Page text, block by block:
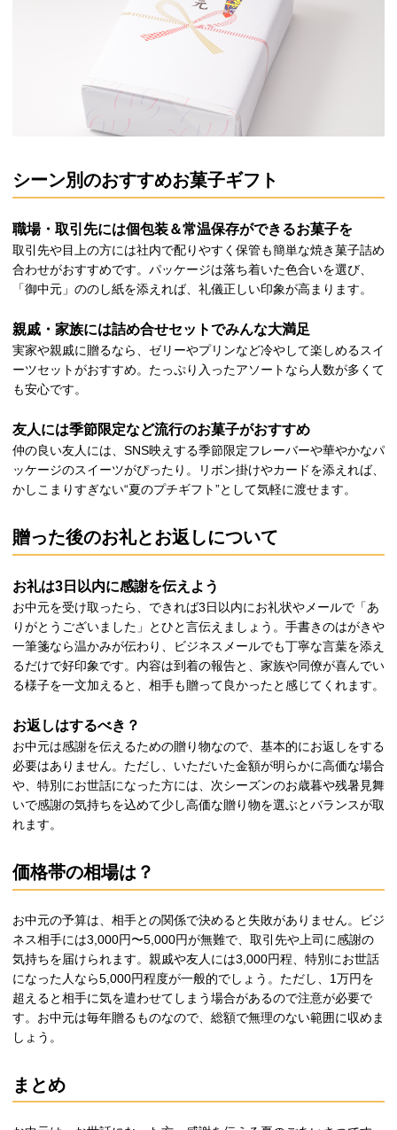
シーン別のおすすめお菓子ギフト
職場・取引先には個包装＆常温保存ができるお菓子を
取引先や目上の方には社内で配りやすく保管も簡単な焼き菓子詰め
合わせがおすすめです。パッケージは落ち着いた色合いを選び、
「御中元」ののし紙を添えれば、礼儀正しい印象が高まります。
親戚・家族には詰め合せセットでみんな大満足
実家や親戚に贈るなら、ゼリーやプリンなど冷やして楽しめるスイ
ーツセットがおすすめ。たっぷり入ったアソートなら人数が多くて
も安心です。
友人には季節限定など流行のお菓子がおすすめ
仲の良い友人には、SNS映えする季節限定フレーバーや華やかなパ
ッケージのスイーツがぴったり。リボン掛けやカードを添えれば、
かしこまりすぎない“夏のプチギフト”として気軽に渡せます。
贈った後のお礼とお返しについて
お礼は3日以内に感謝を伝えよう
お中元を受け取ったら、できれば3日以内にお礼状やメールで「あ
りがとうございました」とひと言伝えましょう。手書きのはがきや
一筆箋なら温かみが伝わり、ビジネスメールでも丁寧な言葉を添え
るだけで好印象です。内容は到着の報告と、家族や同僚が喜んでい
る様子を一文加えると、相手も贈って良かったと感じてくれます。
お返しはするべき？
お中元は感謝を伝えるための贈り物なので、基本的にお返しをする
必要はありません。ただし、いただいた金額が明らかに高価な場合
や、特別にお世話になった方には、次シーズンのお歳暮や残暑見舞
いで感謝の気持ちを込めて少し高価な贈り物を選ぶとバランスが取
れます。
価格帯の相場は？
お中元の予算は、相手との関係で決めると失敗がありません。ビジ
ネス相手には3,000円〜5,000円が無難で、取引先や上司に感謝の
気持ちを届けられます。親戚や友人には3,000円程、特別にお世話
になった人なら5,000円程度が一般的でしょう。ただし、1万円を
超えると相手に気を遣わせてしまう場合があるので注意が必要で
す。お中元は毎年贈るものなので、総額で無理のない範囲に収めま
しょう。
まとめ